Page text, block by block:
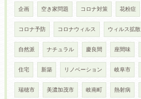
企画 空き家問題 コロナ対策 花粉症
コロナ予防 コロナウィルス ウィルス拡散
自然派 ナチュラル 慶良間 座間味
住宅 新築 リノベーション 岐阜市
瑞穂市 美濃加茂市 岐南町 熱射病